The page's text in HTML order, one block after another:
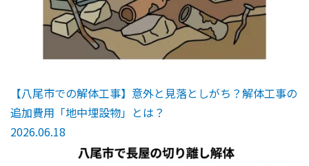
【八尾市での解体工事】意外と見落としがち？解体工事の
追加費用「地中埋設物」とは？
2026.06.18